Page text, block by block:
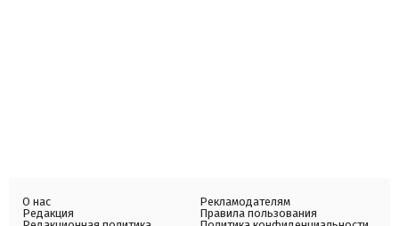
О нас
Редакция
Рекламодателям
Правила пользования